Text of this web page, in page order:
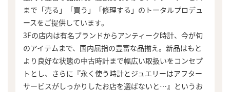
まで「売る」「買う」「修理する」のトータルプロデュ
ースをご提供しています。
3Fの店内は有名ブランドからアンティーク時計、今が旬
のアイテムまで、国内屈指の豊富な品揃え。新品はもと
より良好な状態の中古時計まで幅広い取扱いをコンセプ
トとし、さらに『永く使う時計とジュエリーはアフター
サービスがしっかりしたお店を選ばないと…』というお